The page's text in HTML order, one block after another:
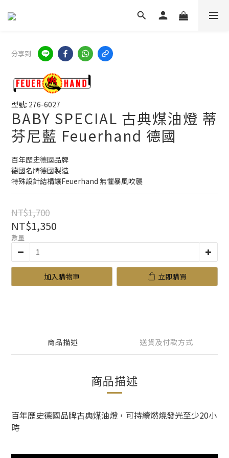
分享到
型號: 276-6027
BABY SPECIAL 古典煤油燈 蒂
芬尼藍 Feuerhand 德國
百年歷史德國品牌
德國名牌德國製造
特殊設計結構讓Feuerhand 無懼暴風吹襲
NT$1,700
NT$1,350
數量
加入購物車 立即購買
商品描述 送貨及付款方式
商品描述
百年歷史德國品牌古典煤油燈，可持續燃燒發光至少20小
時